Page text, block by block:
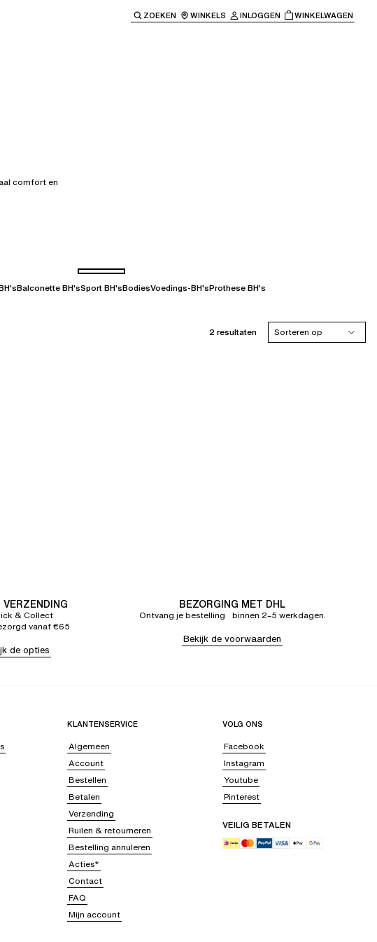
om terug te keren naar de hoofdnavigatie.
ZOEKEN WINKELS INLOGGEN WINKELWAGEN
Balconette BH'sSport BH'sBodiesVoedings-BH'sProthese BH's
2 resultaten
Sorteren op
& Collect
vanaf €65
de opties
BEZORGING MET DHL
Ontvang je bestelling binnen 2–5 werkdagen.
Bekijk de voorwaarden
KLANTENSERVICE
Algemeen
Account
Bestellen
Betalen
Verzending
Ruilen & retourneren
Bestelling annuleren
Acties*
Contact
FAQ
Mijn account
VOLG ONS
Facebook
Instagram
Youtube
Pinterest
VEILIG BETALEN